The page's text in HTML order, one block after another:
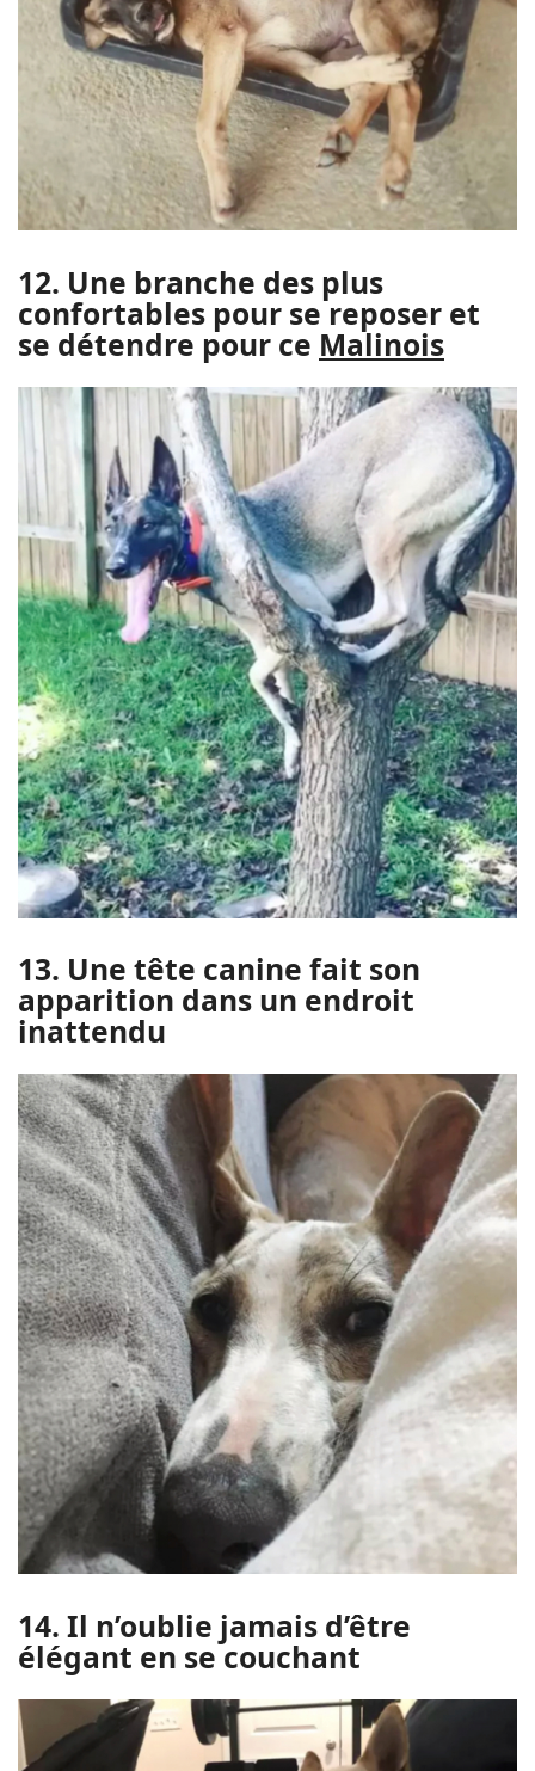
12. Une branche des plus
confortables pour se reposer et
se détendre pour ce Malinois
13. Une tête canine fait son
apparition dans un endroit
inattendu
14. Il n’oublie jamais d’être
élégant en se couchant